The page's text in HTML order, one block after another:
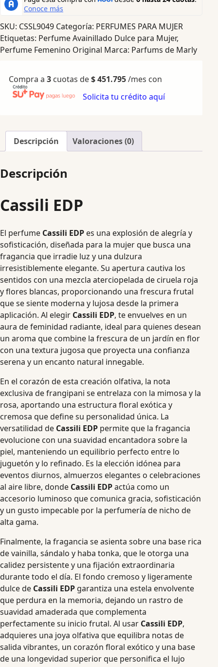
SKU: CSSL9049 Categoría: PERFUMES PARA MUJER
Etiquetas: Perfume Avainillado Dulce para Mujer,
Perfume Femenino Original Marca: Parfums de Marly
Compra a 3 cuotas de$451.795/mes con
Solicita tu crédito aquí
Descripción Valoraciones (0)
Descripción
Cassili EDP
El perfume Cassili EDP es una explosión de alegría y
sofisticación, diseñada para la mujer que busca una
fragancia que irradie luz y una dulzura
irresistiblemente elegante. Su apertura cautiva los
sentidos con una mezcla aterciopelada de ciruela roja
y flores blancas, proporcionando una frescura frutal
que se siente moderna y lujosa desde la primera
aplicación. Al elegir Cassili EDP, te envuelves en un
aura de feminidad radiante, ideal para quienes desean
un aroma que combine la frescura de un jardín en flor
con una textura jugosa que proyecta una confianza
serena y un encanto natural innegable.
En el corazón de esta creación olfativa, la nota
exclusiva de frangipani se entrelaza con la mimosa y la
rosa, aportando una estructura floral exótica y
cremosa que define su personalidad única. La
versatilidad de Cassili EDP permite que la fragancia
evolucione con una suavidad encantadora sobre la
piel, manteniendo un equilibrio perfecto entre lo
juguetón y lo refinado. Es la elección idónea para
eventos diurnos, almuerzos elegantes o celebraciones
al aire libre, donde Cassili EDPactúa como un
accesorio luminoso que comunica gracia, sofisticación
y un gusto impecable por la perfumería de nicho de
alta gama.
Finalmente, la fragancia se asienta sobre una base rica
de vainilla, sándalo y haba tonka, que le otorga una
calidez persistente y una fijación extraordinaria
durante todo el día. El fondo cremoso y ligeramente
dulce de Cassili EDP garantiza una estela envolvente
que perdura en la memoria, dejando un rastro de
suavidad amaderada que complementa
perfectamente su inicio frutal. Al usar Cassili EDP,
adquieres una joya olfativa que equilibra notas de
salida vibrantes, un corazón floral exótico y una base
de una longevidad superior que personifica el lujo